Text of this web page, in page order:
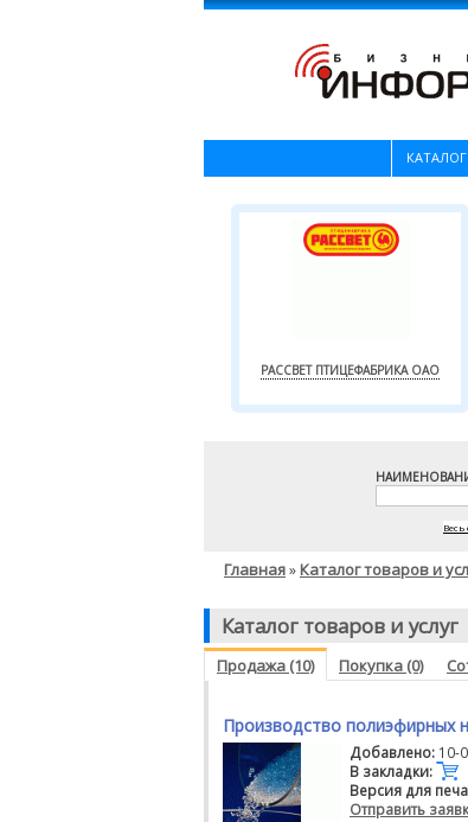
РАССВЕТ ПТИЦЕФАБРИКА ОАО
Весь
Главная» Каталог товаров и
Каталог товаров и услуг
Продажа (10) Покупка (0)
Производство полиэфирных
Добавлено: 10-
В закладки:
Версия для
Отправить